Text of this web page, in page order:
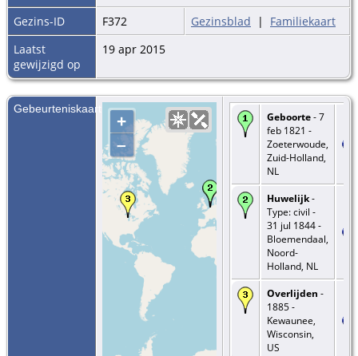
Gezins-ID
F372 Gezinsblad | Familiekaart
Laatst
gewijzigd op
19 apr 2015
Gebeurteniskaart
+
–
Geboorte- 7
feb 1821 -
Zoeterwoude,
Zuid-Holland,
NL
Huwelijk-
Type: civil -
31 jul 1844 -
Bloemendaal,
Noord-
Holland, NL
Overlijden -
1885 -
Kewaunee,
Wisconsin,
US